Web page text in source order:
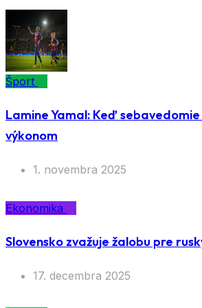
Šport
Lamine Yamal: Keď
výkonom
1. novembra 2025
Ekonomika
Slovensko zvažuje žalobu pre
17. decembra 2025